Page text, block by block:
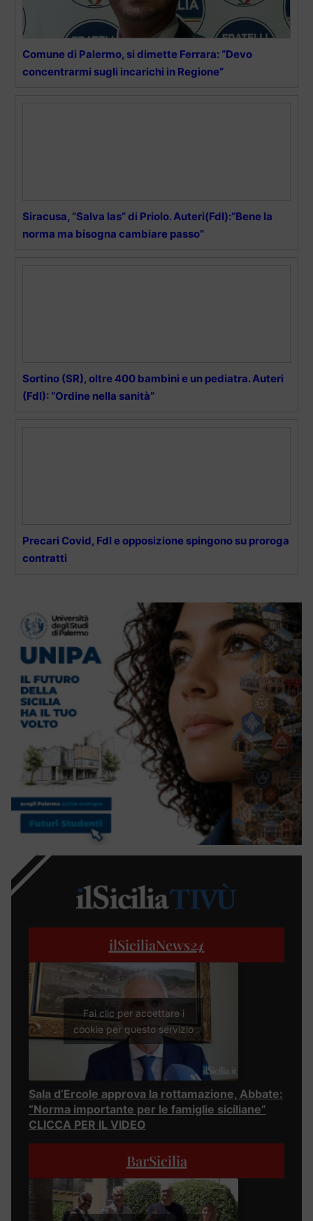
Comune di Palermo, si dimette Ferrara: “Devo
concentrarmi sugli incarichi in Regione”
Siracusa, “Salva Ias” di Priolo. Auteri(FdI):”Bene la
norma ma bisogna cambiare passo”
Sortino (SR), oltre 400 bambini e un pediatra. Auteri
(FdI): “Ordine nella sanità”
Precari Covid, FdI e opposizione spingono su proroga
contratti
ilSiciliaNews24
Fai clic per accettare i
cookie per questo servizio
Sala d’Ercole approva la rottamazione, Abbate:
“Norma importante per le famiglie siciliane”
CLICCA PER IL VIDEO
BarSicilia